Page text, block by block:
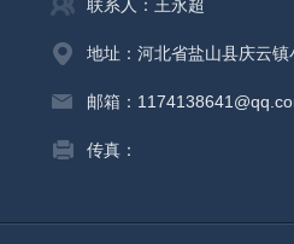
联系人：王永超
地址：河北省盐山县庆云
邮箱：
传真：